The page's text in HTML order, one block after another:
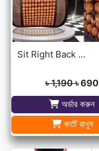
Sit Right Back Support For Any Kind Of Chair High Quality
৳ 1,190৳ 690
অর্ডার করুন
কার্টে রাখুন